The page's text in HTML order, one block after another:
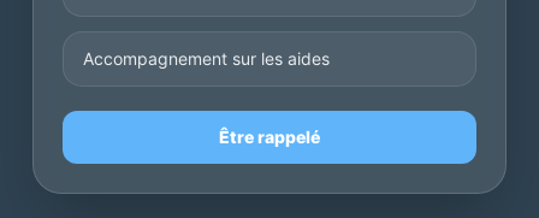
Accompagnement sur les aides
Être rappelé